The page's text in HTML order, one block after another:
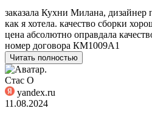
заказала Кухни Милана, дизайнер
как я хотела. качество сборки
цена абсолютно оправдала
номер договора КМ1009А1
Читать полностью
Стас О
yandex.ru
11.08.2024